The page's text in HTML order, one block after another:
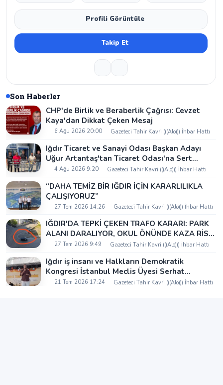
Profili Görüntüle
Takip Et
Son Haberler
CHP'de Birlik ve Beraberlik Çağrısı: Cevzet
Kaya'dan Dikkat Çeken Mesaj
6 Ağu 2026 20:00 Gazeteci Tahir Kavri (((Alo))) İhbar Hattı
Iğdır Ticaret ve Sanayi Odası Başkan Adayı
Uğur Artantaş'tan Ticaret Odası'na Sert
Eleştiri: "Nakliyeci Sahipsiz Bırakılamaz"
4 Ağu 2026 9:20 Gazeteci Tahir Kavri (((Alo))) İhbar Hattı
“DAHA TEMİZ BİR IĞDIR İÇİN KARARLILIKLA
ÇALIŞIYORUZ”
27 Tem 2026 14:26 Gazeteci Tahir Kavri (((Alo))) İhbar Hattı
IĞDIR'DA TEPKİ ÇEKEN TRAFO KARARI: PARK
ALANI DARALIYOR, OKUL ÖNÜNDE KAZA RİSKİ
İDDİASI VE IĞDIR VALİSİ NEREDE?
27 Tem 2026 9:49 Gazeteci Tahir Kavri (((Alo))) İhbar Hattı
Iğdır iş insanı ve Halkların Demokratik
Kongresi İstanbul Meclis Üyesi Serhat
Kaya’dan Iğdır Tanıtım Günleri’nde birlik ve
21 Tem 2026 17:24 Gazeteci Tahir Kavri (((Alo))) İhbar Hattı